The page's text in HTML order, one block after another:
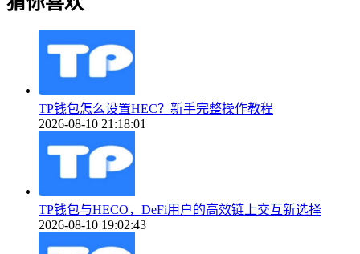
TP钱包怎么设置HEC？新手完整操作教程
2026-08-10 21:18:01
TP钱包与HECO，DeFi用户的高效链上交互新选择
2026-08-10 19:02:43